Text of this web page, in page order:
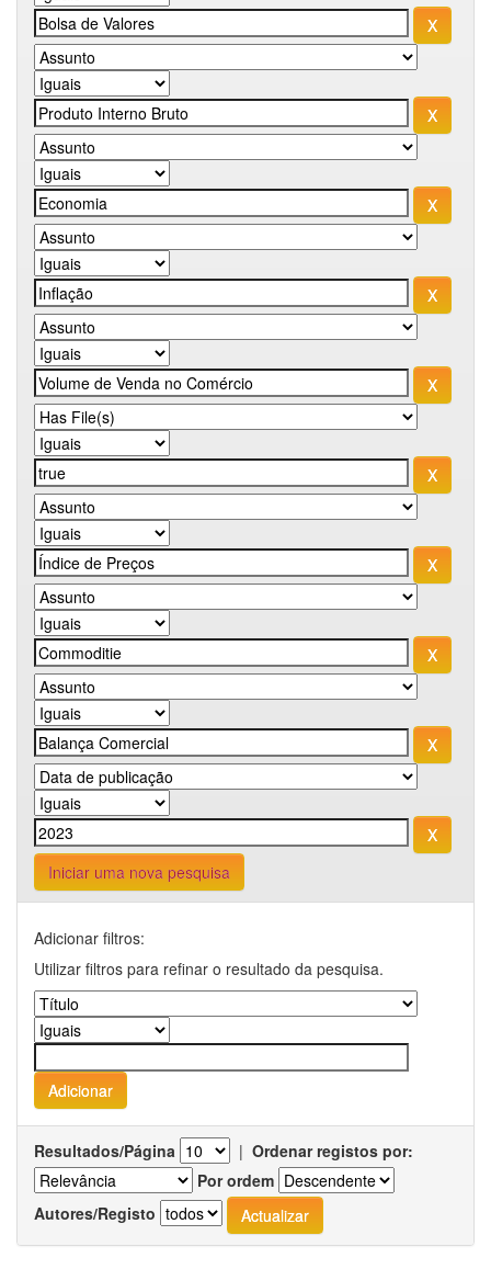
Iniciar uma nova pesquisa
Adicionar filtros:
Utilizar filtros para refinar o resultado da pesquisa.
Resultados/Página | Ordenar registos por:
Por ordem
Autores/Registo